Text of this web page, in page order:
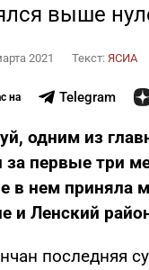
выше
2021 Текст: ЯСИА
на Telegram
одним из
за первые три
в нем приняла
и Ленский
последняя